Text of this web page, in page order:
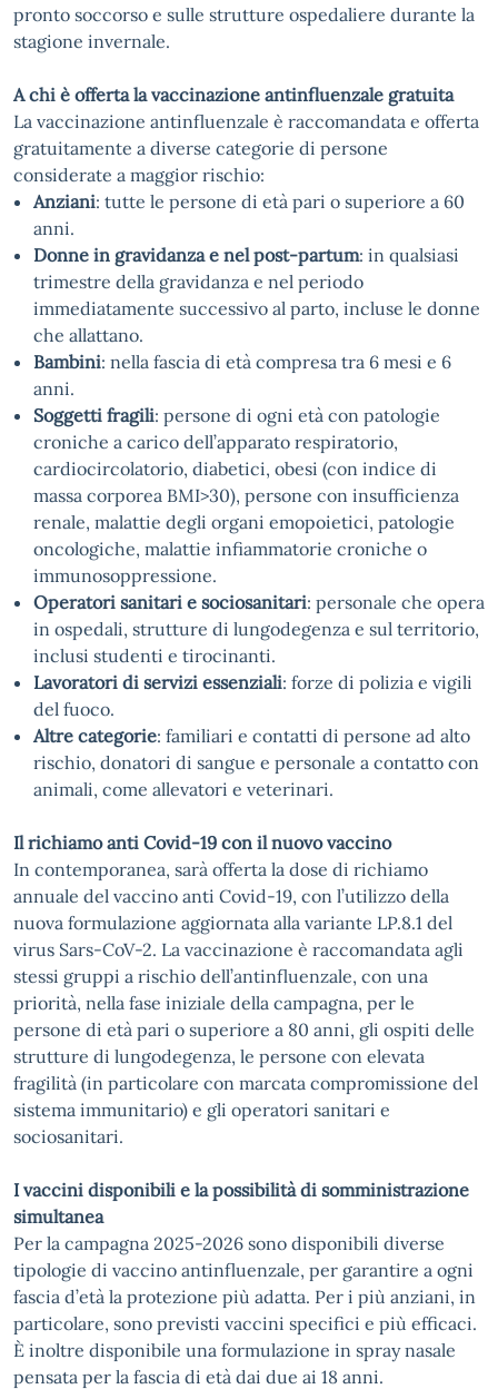
pronto soccorso e sulle strutture ospedaliere durante la
stagione invernale.
A chi è offerta la vaccinazione antinfluenzale gratuita
La vaccinazione antinfluenzale è raccomandata e offerta
gratuitamente a diverse categorie di persone
considerate a maggior rischio:
Anziani: tutte le persone di età pari o superiore a 60
anni.
Donne in gravidanza e nel post-partum: in qualsiasi
trimestre della gravidanza e nel periodo
immediatamente successivo al parto, incluse le donne
che allattano.
Bambini: nella fascia di età compresa tra 6 mesi e 6
anni.
Soggetti fragili: persone di ogni età con patologie
croniche a carico dell’apparato respiratorio,
cardiocircolatorio, diabetici, obesi (con indice di
massa corporea BMI>30), persone con insufficienza
renale, malattie degli organi emopoietici, patologie
oncologiche, malattie infiammatorie croniche o
immunosoppressione.
Operatori sanitari e sociosanitari: personale che opera
in ospedali, strutture di lungodegenza e sul territorio,
inclusi studenti e tirocinanti.
Lavoratori di servizi essenziali: forze di polizia e vigili
del fuoco.
Altre categorie: familiari e contatti di persone ad alto
rischio, donatori di sangue e personale a contatto con
animali, come allevatori e veterinari.
Il richiamo anti Covid-19 con il nuovo vaccino
In contemporanea, sarà offerta la dose di richiamo
annuale del vaccino anti Covid-19, con l’utilizzo della
nuova formulazione aggiornata alla variante LP.8.1 del
virus Sars-CoV-2. La vaccinazione è raccomandata agli
stessi gruppi a rischio dell’antinfluenzale, con una
priorità, nella fase iniziale della campagna, per le
persone di età pari o superiore a 80 anni, gli ospiti delle
strutture di lungodegenza, le persone con elevata
fragilità (in particolare con marcata compromissione del
sistema immunitario) e gli operatori sanitari e
sociosanitari.
I vaccini disponibili e la possibilità di somministrazione
simultanea
Per la campagna 2025-2026 sono disponibili diverse
tipologie di vaccino antinfluenzale, per garantire a ogni
fascia d’età la protezione più adatta. Per i più anziani, in
particolare, sono previsti vaccini specifici e più efficaci.
È inoltre disponibile una formulazione in spray nasale
pensata per la fascia di età dai due ai 18 anni.